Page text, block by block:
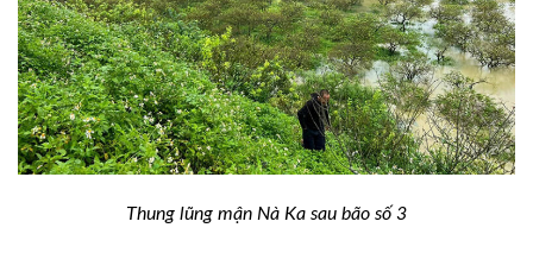
Thung lũng mận Nà Ka sau bão số 3